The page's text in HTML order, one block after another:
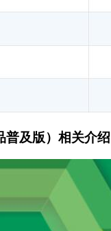
普及版）相关介绍